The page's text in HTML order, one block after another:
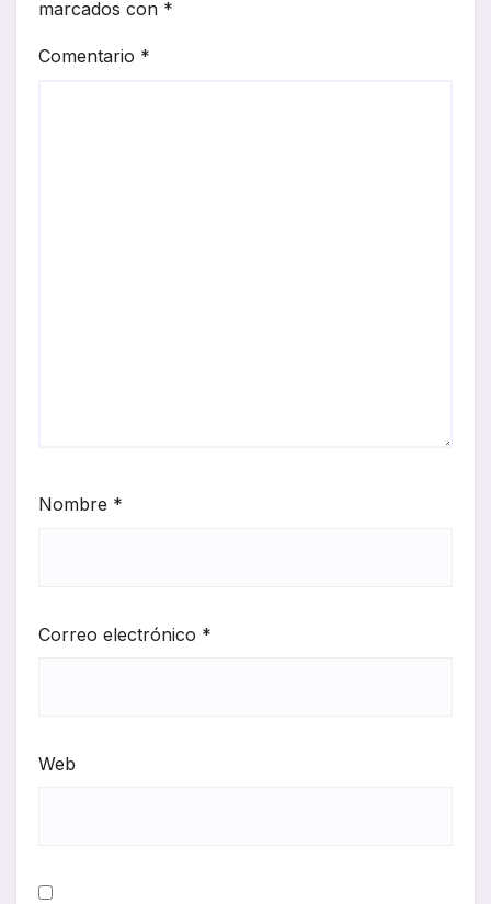
marcados con *
Comentario *
Nombre *
Correo electrónico *
Web